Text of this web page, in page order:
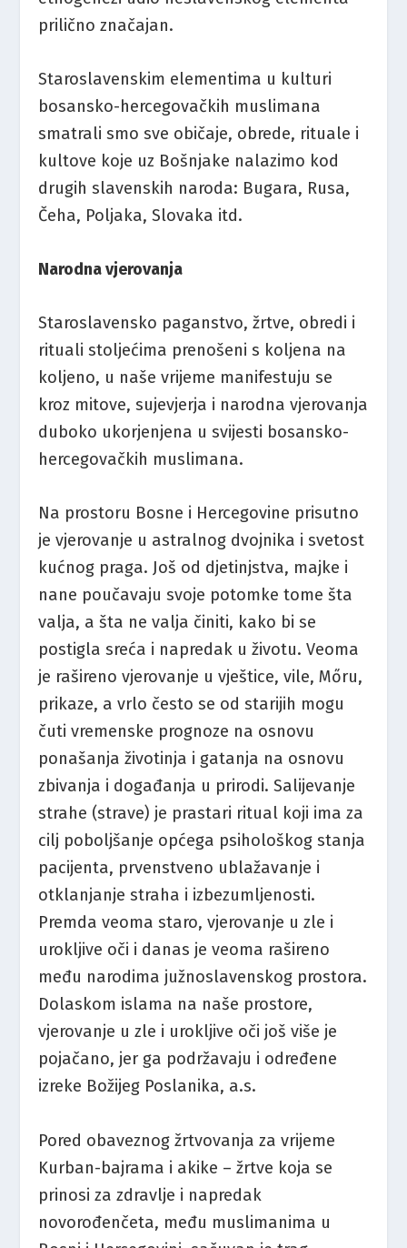
prilično značajan.
Staroslavenskim elementima u kulturi
bosansko-hercegovačkih muslimana
smatrali smo sve običaje, obrede, rituale i
kultove koje uz Bošnjake nalazimo kod
drugih slavenskih naroda: Bugara, Rusa,
Čeha, Poljaka, Slovaka itd.
Narodna vjerovanja
Staroslavensko paganstvo, žrtve, obredi i
rituali stoljećima prenošeni s koljena na
koljeno, u naše vrijeme manifestuju se
kroz mitove, sujevjerja i narodna vjerovanja
duboko ukorjenjena u svijesti bosansko-
hercegovačkih muslimana.
Na prostoru Bosne i Hercegovine prisutno
je vjerovanje u astralnog dvojnika i svetost
kućnog praga. Još od djetinjstva, majke i
nane poučavaju svoje potomke tome šta
valja, a šta ne valja činiti, kako bi se
postigla sreća i napredak u životu. Veoma
je rašireno vjerovanje u vještice, vile, Mőru,
prikaze, a vrlo često se od starijih mogu
čuti vremenske prognoze na osnovu
ponašanja životinja i gatanja na osnovu
zbivanja i događanja u prirodi. Salijevanje
strahe (strave) je prastari ritual koji ima za
cilj poboljšanje općega psihološkog stanja
pacijenta, prvenstveno ublažavanje i
otklanjanje straha i izbezumljenosti.
Premda veoma staro, vjerovanje u zle i
urokljive oči i danas je veoma rašireno
među narodima južnoslavenskog prostora.
Dolaskom islama na naše prostore,
vjerovanje u zle i urokljive oči još više je
pojačano, jer ga podržavaju i određene
izreke Božijeg Poslanika, a.s.
Pored obaveznog žrtvovanja za vrijeme
Kurban-bajrama i akike – žrtve koja se
prinosi za zdravlje i napredak
novorođenčeta, među muslimanima u